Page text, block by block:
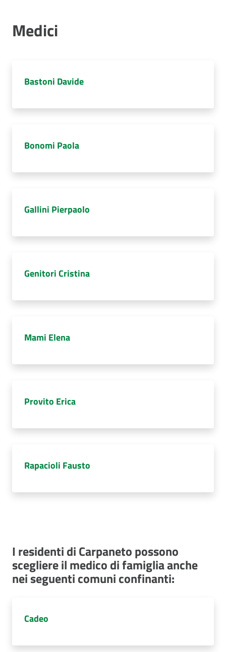
Salute
Novità
Scuole
ed Enti
Medici
Bastoni Davide
Bonomi Paola
Gallini Pierpaolo
Genitori Cristina
Mami Elena
Provito Erica
Rapacioli Fausto
I residenti di Carpaneto possono
scegliere il medico di famiglia anche
nei seguenti comuni confinanti:
Cadeo